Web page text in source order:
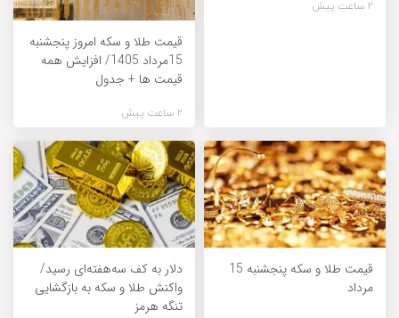
2 ساعت پیش
قیمت طلا و سکه امروز پنجشنبه
15مرداد 1405/ افزایش همه
قیمت ها + جدول
2 ساعت پیش
قیمت طلا و سکه پنجشنبه 15
مرداد
دلار به کف سه‌هفته‌ای رسید/
واکنش طلا و سکه به بازگشایی
تنگه هرمز